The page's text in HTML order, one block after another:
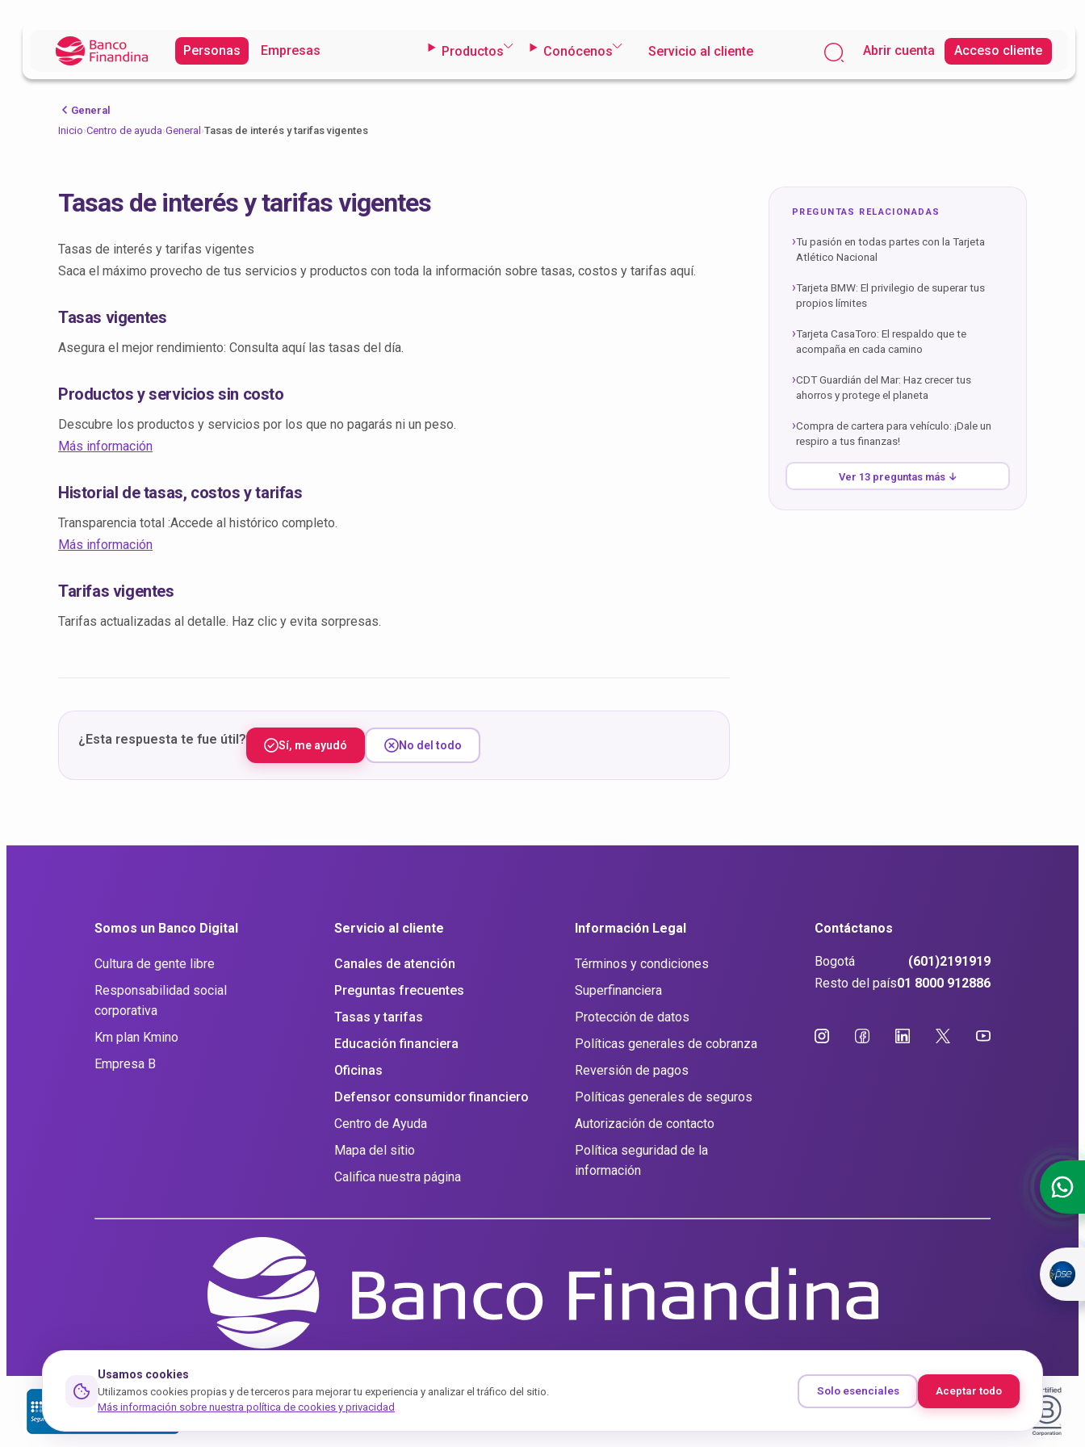
Personas Empresas Productos Conócenos Servicio al cliente Abrir cuenta Acceso cliente
General
Inicio›Centro de ayuda›General ›Tasas de interés y tarifas vigentes
Tasas de interés y tarifas vigentes
Tasas de interés y tarifas vigentes
Saca el máximo provecho de tus servicios y productos con toda la información sobre tasas, costos y tarifas aquí.
Tasas vigentes
Asegura el mejor rendimiento: Consulta aquí las tasas del día.
Productos y servicios sin costo
Descubre los productos y servicios por los que no pagarás ni un peso.
Más información
Historial de tasas, costos y tarifas
Transparencia total :Accede al histórico completo.
Más información
Tarifas vigentes
Tarifas actualizadas al detalle. Haz clic y evita sorpresas.
¿Esta respuesta te fue útil? Sí, me ayudó No del todo
PREGUNTAS RELACIONADAS
Tu pasión en todas partes con la Tarjeta
Atlético Nacional
Tarjeta BMW: El privilegio de superar tus
propios límites
Tarjeta CasaToro: El respaldo que te
acompaña en cada camino
CDT Guardián del Mar: Haz crecer tus
ahorros y protege el planeta
Compra de cartera para vehículo: ¡Dale un
respiro a tus finanzas!
Ver 13 preguntas más ↓
Somos un Banco Digital
Cultura de gente libre
Responsabilidad social
corporativa
Km plan Kmino
Empresa B
Servicio al cliente
Canales de atención
Preguntas frecuentes
Tasas y tarifas
Educación financiera
Oficinas
Defensor consumidor financiero
Centro de Ayuda
Mapa del sitio
Califica nuestra página
Información Legal
Términos y condiciones
Superfinanciera
Protección de datos
Políticas generales de cobranza
Reversión de pagos
Políticas generales de seguros
Autorización de contacto
Política seguridad de la
información
Contáctanos
Bogotá
(601)2191919
Resto del país01 8000 912886
Usamos cookies
Utilizamos cookies propias y de terceros para mejorar tu experiencia y analizar el tráfico del sitio.
Más información sobre nuestra política de cookies y privacidad
Solo esenciales Aceptar todo